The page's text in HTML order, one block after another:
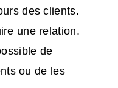
des clients.
une relation.
de
ou de les